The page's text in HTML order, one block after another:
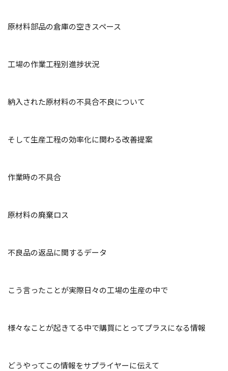
原材料部品の倉庫の空きスペース
工場の作業工程別進捗状況
納入された原材料の不具合不良について
そして生産工程の効率化に関わる改善提案
作業時の不具合
原材料の廃棄ロス
不良品の返品に関するデータ
こう言ったことが実際日々の工場の生産の中で
様々なことが起きてる中で購買にとってプラスになる情報
どうやってこの情報をサプライヤーに伝えて